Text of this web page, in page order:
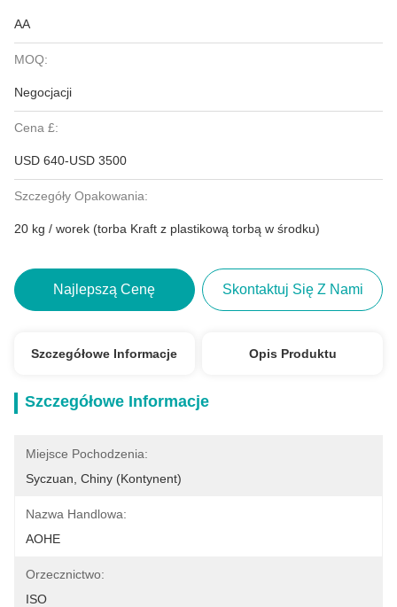
AA
MOQ:
Negocjacji
Cena £:
USD 640-USD 3500
Szczegóły Opakowania:
20 kg / worek (torba Kraft z plastikową torbą w środku)
Najlepszą Cenę Skontaktuj Się Z Nami
Szczegółowe Informacje Opis Produktu
Szczegółowe Informacje
Miejsce Pochodzenia:
Syczuan, Chiny (kontynent)
Nazwa Handlowa:
AOHE
Orzecznictwo:
ISO